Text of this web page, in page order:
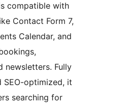
compatible with
Contact Form 7,
Calendar, and
newsletters. Fully
SEO-optimized, it
searching for